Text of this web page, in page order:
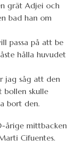
grät Adjei och
bad han om
passa på att be
hålla huvudet
jag såg att den
bollen skulle
bort den.
årige mittbacken
Cifuentes.